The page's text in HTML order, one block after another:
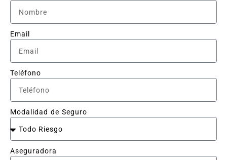
Email
Teléfono
Modalidad de Seguro
Aseguradora